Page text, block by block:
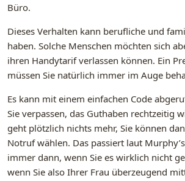
Büro.
Dieses Verhalten kann berufliche und
haben. Solche Menschen möchten sich
ihren Handytarif verlassen können. Ein
müssen Sie natürlich immer im Auge
Es kann mit einem einfachen Code
Sie verpassen, das Guthaben rechtzeitig
geht plötzlich nichts mehr, Sie können
Notruf wählen. Das passiert laut
immer dann, wenn Sie es wirklich nicht
wenn Sie also Ihrer Frau überzeugend